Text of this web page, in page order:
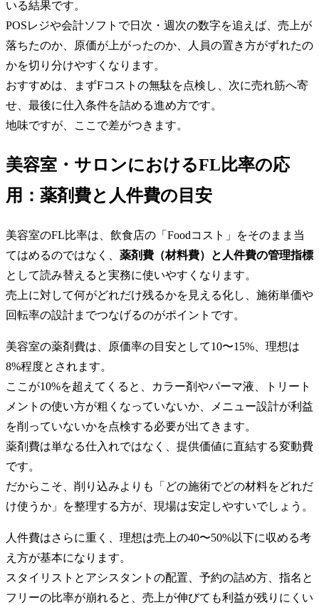
いる結果です。
POSレジや会計ソフトで日次・週次の数字を追えば、売上が
落ちたのか、原価が上がったのか、人員の置き方がずれたの
かを切り分けやすくなります。
おすすめは、まずFコストの無駄を点検し、次に売れ筋へ寄
せ、最後に仕入条件を詰める進め方です。
地味ですが、ここで差がつきます。
美容室・サロンにおけるFL比率の応
用：薬剤費と人件費の目安
美容室のFL比率は、飲食店の「Foodコスト」をそのまま当
てはめるのではなく、 薬剤費（材料費）と人件費の管理指標
として読み替えると実務に使いやすくなります。
売上に対して何がどれだけ残るかを見える化し、施術単価や
回転率の設計までつなげるのがポイントです。
美容室の薬剤費は、原価率の目安として10〜15%、理想は
8%程度とされます。
ここが10%を超えてくると、カラー剤やパーマ液、トリート
メントの使い方が粗くなっていないか、メニュー設計が利益
を削っていないかを点検する必要が出てきます。
薬剤費は単なる仕入れではなく、提供価値に直結する変動費
です。
だからこそ、削り込みよりも「どの施術でどの材料をどれだ
け使うか」を整理する方が、現場は安定しやすいでしょう。
人件費はさらに重く、理想は売上の40〜50%以下に収める考
え方が基本になります。
スタイリストとアシスタントの配置、予約の詰め方、指名と
フリーの比率が崩れると、売上が伸びても利益が残りにくい